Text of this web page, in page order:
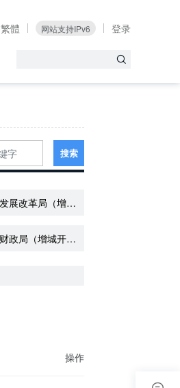
繁體 网站支持IPv6 登录
搜索
增城区发展改革局（增城开发区发展改革局）
增城区财政局（增城开发区财政局）
操作